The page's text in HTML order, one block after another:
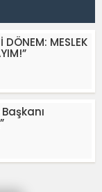
DÖNEM: MESLEK